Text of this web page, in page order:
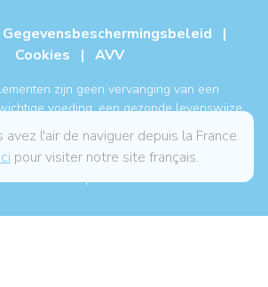
avez l'air de naviguer depuis la France.
pour visiter notre site français.
Gegevensbeschermingsbeleid
|
Cookies
| AVV
zijn geen vervanging van een
voeding, een gezonde levenswijze
een medische behandeling.
2026, alle rechten voorbehouden. -
Sitemap